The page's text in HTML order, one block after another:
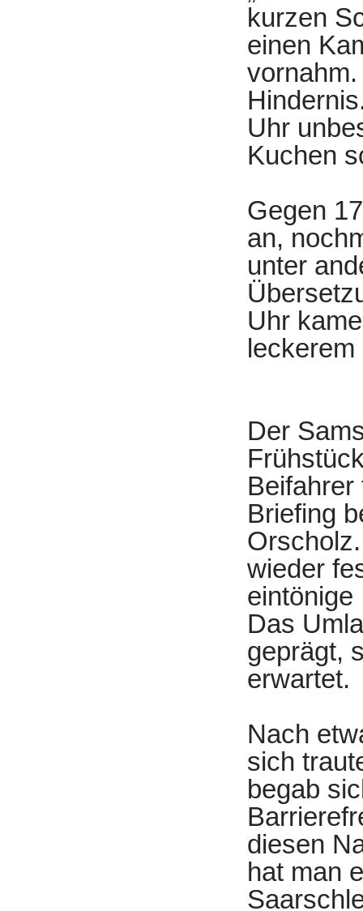
kurzen
einen
Uhr
Kuchen
Gegen
an,
unter
Uhr
Der
Beifahrer
Briefing
wieder
eintönige
Das
geprägt,
erwartet.
Nach
sich
begab
diesen
hat man